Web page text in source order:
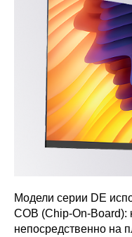
Модели серии DE
COB (Chip-On-
непосредственно на